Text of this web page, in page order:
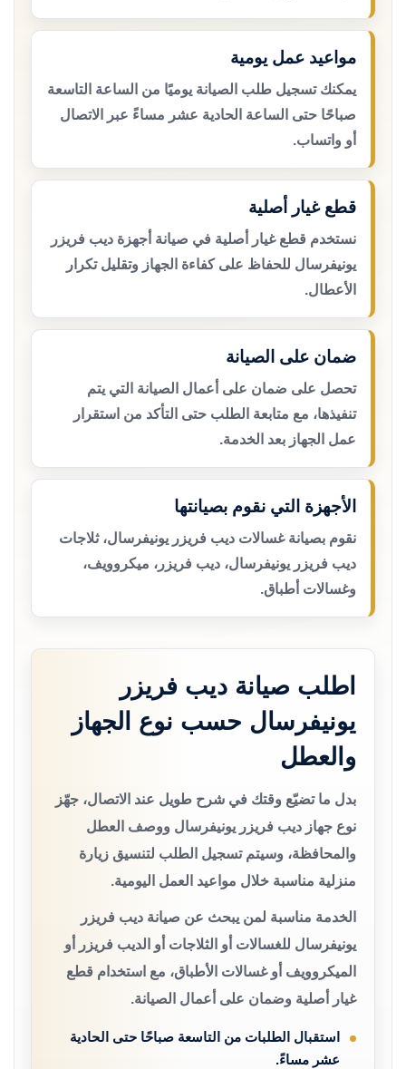
مواعيد عمل يومية
يمكنك تسجيل طلب الصيانة يوميًا من الساعة التاسعة
صباحًا حتى الساعة الحادية عشر مساءً عبر الاتصال
أو واتساب.
قطع غيار أصلية
نستخدم قطع غيار أصلية في صيانة أجهزة ديب فريزر
يونيفرسال للحفاظ على كفاءة الجهاز وتقليل تكرار
الأعطال.
ضمان على الصيانة
تحصل على ضمان على أعمال الصيانة التي يتم
تنفيذها، مع متابعة الطلب حتى التأكد من استقرار
عمل الجهاز بعد الخدمة.
الأجهزة التي نقوم بصيانتها
نقوم بصيانة غسالات ديب فريزر يونيفرسال، ثلاجات
ديب فريزر يونيفرسال، ديب فريزر، ميكروويف،
وغسالات أطباق.
اطلب صيانة ديب فريزر
يونيفرسال حسب نوع الجهاز
والعطل
بدل ما تضيّع وقتك في شرح طويل عند الاتصال، جهّز
نوع جهاز ديب فريزر يونيفرسال ووصف العطل
والمحافظة، وسيتم تسجيل الطلب لتنسيق زيارة
منزلية مناسبة خلال مواعيد العمل اليومية.
الخدمة مناسبة لمن يبحث عن صيانة ديب فريزر
يونيفرسال للغسالات أو الثلاجات أو الديب فريزر أو
الميكروويف أو غسالات الأطباق، مع استخدام قطع
غيار أصلية وضمان على أعمال الصيانة.
استقبال الطلبات من التاسعة صباحًا حتى الحادية
عشر مساءً.